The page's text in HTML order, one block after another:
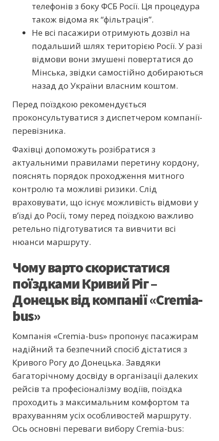
телефонів з боку ФСБ Росії. Ця процедура
також відома як “фільтрація”.
Не всі пасажири отримують дозвіл на
подальший шлях територією Росії. У разі
відмови вони змушені повертатися до
Мінська, звідки самостійно добираються
назад до України власним коштом.
Перед поїздкою рекомендується
проконсультуватися з диспетчером компанії-
перевізника.
Фахівці допоможуть розібратися з
актуальними правилами перетину кордону,
пояснять порядок проходження митного
контролю та можливі ризики. Слід
враховувати, що існує можливість відмови у
в’їзді до Росії, тому перед поїздкою важливо
ретельно підготуватися та вивчити всі
нюанси маршруту.
Чому варто скористатися
поїздками Кривий Ріг –
Донецьк від компанії «Cremia-
bus»
Компанія «Cremia-bus» пропонує пасажирам
надійний та безпечний спосіб дістатися з
Кривого Рогу до Донецька. Завдяки
багаторічному досвіду в організації далеких
рейсів та професіоналізму водіїв, поїздка
проходить з максимальним комфортом та
врахуванням усіх особливостей маршруту.
Ось основні переваги вибору Cremia-bus: